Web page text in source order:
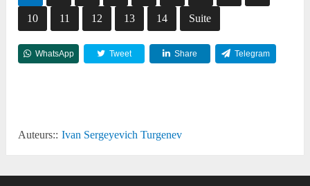
10 11 12 13 14 Suite
WhatsApp Tweet Share Telegram
Auteurs:: Ivan Sergeyevich Turgenev